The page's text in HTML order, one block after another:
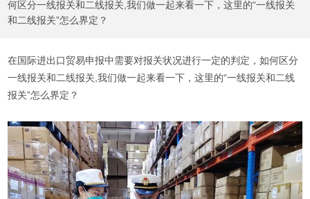
何区分一线报关和二线报关,我们做一起来看一下，这里的“一线报关
和二线报关”怎么界定？
在国际进出口贸易申报中需要对报关状况进行一定的判定，如何区分
一线报关和二线报关,我们做一起来看一下，这里的“一线报关和二线
报关”怎么界定？